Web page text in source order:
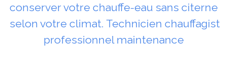
conserver votre chauffe-eau sans citerne
selon votre climat. Technicien chauffagist
professionnel maintenance